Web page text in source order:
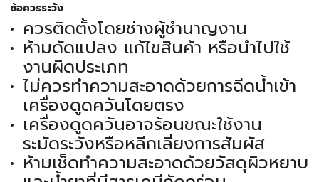
ข้อควรระวัง
ควรติดตั้งโดยช่างผู้ชำนาญงาน
ห้ามดัดแปลง แก้ไขสินค้า หรือนำไปใช้
งานผิดประเภท
ไม่ควรทำความสะอาดด้วยการฉีดน้ำเข้า
เครื่องดูดควันโดยตรง
เครื่องดูดควันอาจร้อนขณะใช้งาน
ระมัดระวังหรือหลีกเลี่ยงการสัมผัส
ห้ามเช็ดทำความสะอาดด้วยวัสดุผิวหยาบ